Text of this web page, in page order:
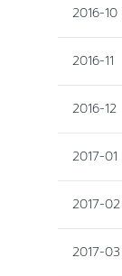
2016-10
2016-11
2016-12
2017-01
2017-02
2017-03